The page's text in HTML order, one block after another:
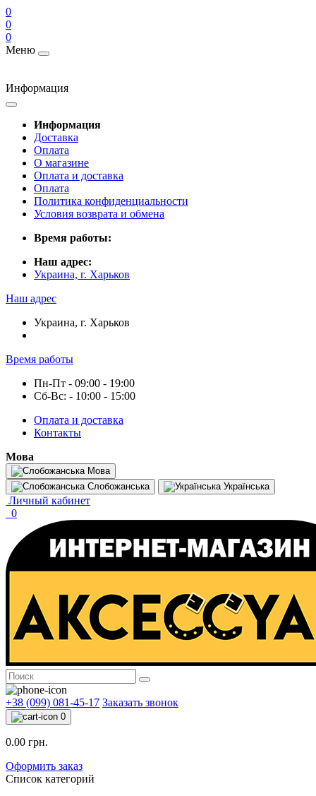
0
0
0
Меню
Информация
Информация
Доставка
Оплата
О магазине
Оплата и доставка
Оплата
Политика конфиденциальности
Условия возврата и обмена
Время работы:
Наш адрес:
Украина, г. Харьков
Наш адрес
Украина, г. Харьков
Время работы
Пн-Пт - 09:00 - 19:00
Сб-Вс: - 10:00 - 15:00
Оплата и доставка
Контакты
Мова
Мова
Слобожанська
Українська
Личный кабинет
0
+38 (099) 081-45-17 Заказать звонок
0
0.00 грн.
Оформить заказ
Список категорий